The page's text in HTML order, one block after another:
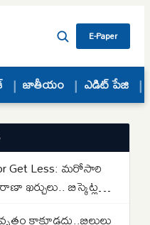
E-Paper
జాతీయం ఎడిట్ పేజి
Get Less: మరోసారి
ఖర్చులు.. బిస్కెట్ల
కాకూడదు..బిల్లులు